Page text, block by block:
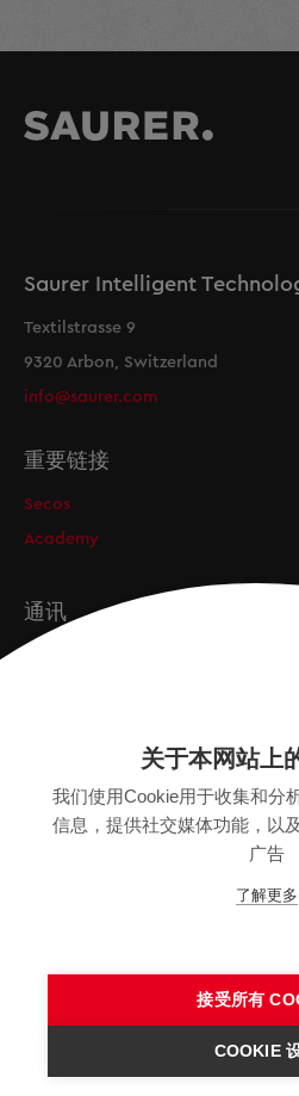
Saurer Intelligent
Textilstrasse 9
9320 Arbon, Switzerland
info@saurer.com
重要链接
Secos
Academy
通讯
SITEMAP
关于本网站上
我们使用Cookie用于收集和分
信息，提供社交媒体功能，以
广告
了解更多
接受所有
COOKIE